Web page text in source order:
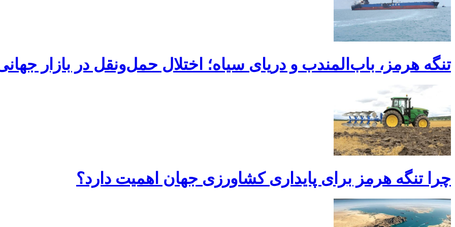
تنگه هرمز، باب‌المندب و دریای سیاه؛ اختلال حمل‌ونقل در بازار
چرا تنگه هرمز برای پایداری کشاورزی جهان اهمیت دارد؟